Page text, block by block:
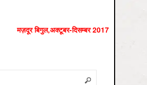
मज़दूर बिगुल,अक्‍टूबर-दिसम्‍बर 2017